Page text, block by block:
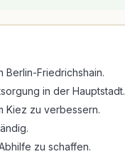
Berlin-Friedrichshain.
in der Hauptstadt.
Kiez zu verbessern.
zu schaffen.